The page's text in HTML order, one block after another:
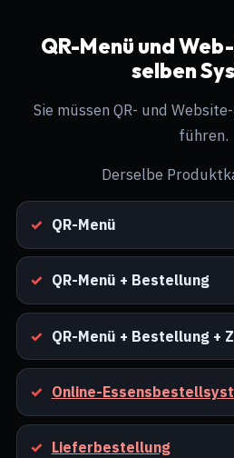
QR-Menü und
selben
Sie müssen QR- und
führen.
Derselbe
QR-Menü
QR-Menü + Bestellung
QR-Menü + Bestellung +
Online-
Lieferbestellung